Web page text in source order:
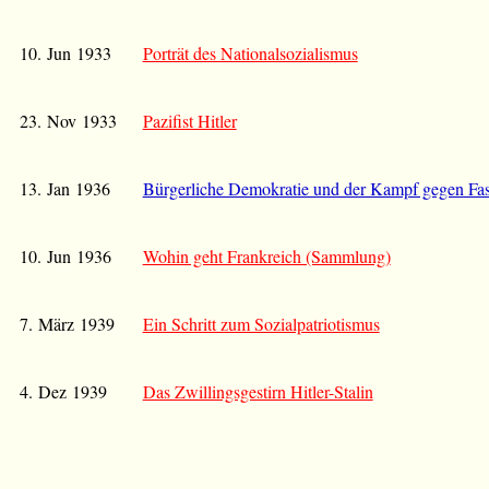
10. Jun 1933 Porträt des Nationalsozialismus
23. Nov 1933 Pazifist Hitler
13. Jan 1936 Bürgerliche Demokratie und der Kampf gegen
10. Jun 1936 Wohin geht Frankreich (Sammlung)
7. März 1939 Ein Schritt zum Sozialpatriotismus
4. Dez 1939 Das Zwillingsgestirn Hitler-Stalin